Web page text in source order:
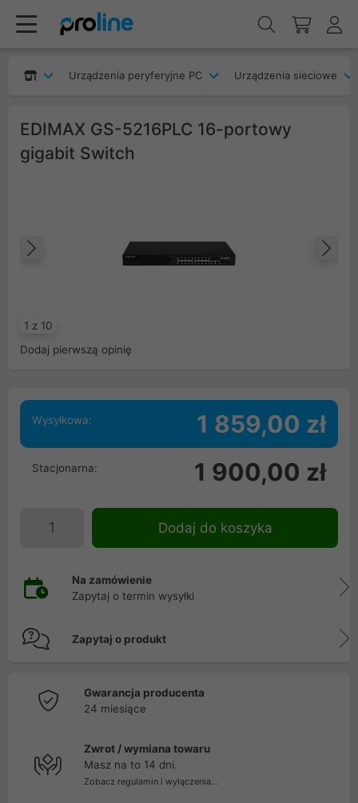
Urządzenia peryferyjne PC Urządzenia sieciowe
EDIMAX GS-5216PLC 16-portowy
gigabit Switch
1 z 10
Poprzedni
Dodaj pierwszą opinię
Wysyłkowa: 1 859,00 zł
Stacjonarna: 1 900,00 zł
Dodaj do koszyka
Na zamówienie
Zapytaj o termin wysyłki
Zapytaj o produkt
Gwarancja producenta
24 miesiące
Zwrot / wymiana towaru
Masz na to 14 dni.
Zobacz regulamin i wyłączenia...